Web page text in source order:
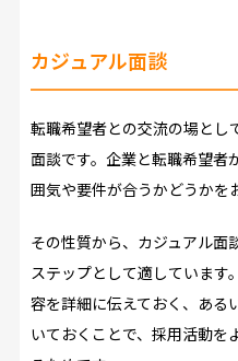
カジュアル面談
転職希望者との交流の場とし
面談です。企業と転職希望者
囲気や要件が合うかどうかを
その性質から、カジュアル面
ステップとして適しています
容を詳細に伝えておく、ある
いておくことで、採用活動を